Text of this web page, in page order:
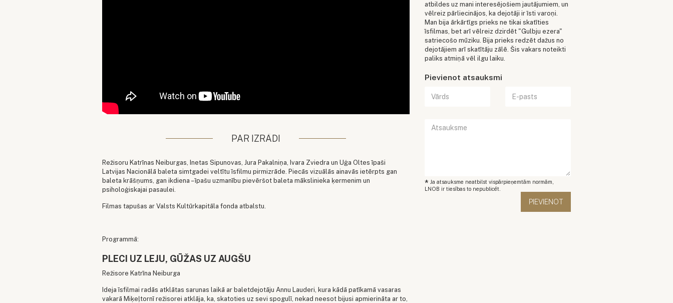
PAR IZRĀDI
Režisoru Katrīnas Neiburgas, Inetas Sipunovas, Jura Pakalniņa, Ivara Zviedra un Uģa Oltes īpaši
Latvijas Nacionālā baleta simtgadei veltītu īsfilmu pirmizrāde. Piecās vizuālās ainavās ietērpts gan
baleta krāšņums, gan ikdiena – īpašu uzmanību pievēršot baleta mākslinieka ķermenim un
psiholoģiskajai pasaulei.
Filmas tapušas ar Valsts Kultūrkapitāla fonda atbalstu.
Programmā:
PLECI UZ LEJU, GŪŽAS UZ AUGŠU
Režisore Katrīna Neiburga
Ideja īsfilmai radās atklātas sarunas laikā ar baletdejotāju Annu Lauderi, kura kādā patīkamā vasaras
vakarā Miķeļtornī režisorei atklāja, ka, skatoties uz sevi spogulī, nekad neesot bijusi apmierināta ar to,
atbildes uz mani interesējošiem jautājumiem, un
vēlreiz pārliecinājos, ka dejotāji ir īsti varoņi.
Man bija ārkārtīgs prieks ne tikai skatīties
īsfilmas, bet arī vēlreiz dzirdēt "Gulbju ezera"
satriecošo mūziku. Bija prieks redzēt dažus no
dejotājiem arī skatītāju zālē. Šis vakars noteikti
paliks atmiņā vēl ilgu laiku.
Pievienot atsauksmi
* Ja atsauksme neatbilst vispārpieņemtām normām,
LNOB ir tiesības to nepublicēt.